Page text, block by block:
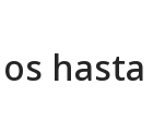
hasta